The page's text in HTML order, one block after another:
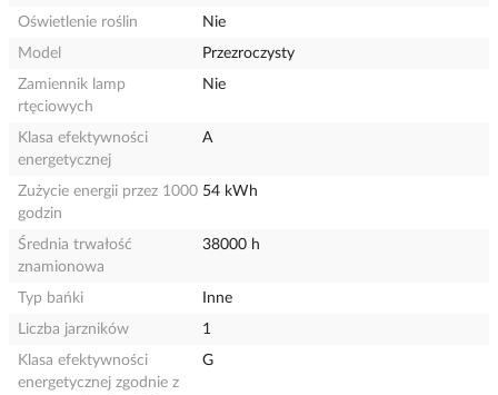
Oświetlenie roślin
Nie
Model
Przezroczysty
Zamiennik lamp
rtęciowych
Nie
Klasa efektywności
energetycznej
A
Zużycie energii przez 1000
godzin
54 kWh
Średnia trwałość
znamionowa
38000 h
Typ bańki
Inne
Liczba jarzników
1
Klasa efektywności
energetycznej zgodnie z
G